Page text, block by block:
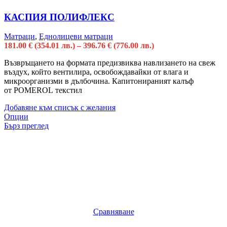
КАСПИЯ ПОЛИФЛЕКС
Матраци, Еднолицеви матраци
181.00 € (354.01 лв.) – 396.76 € (776.00 лв.)
Възвръщането на формата предизвиква навлизането на свеж
въздух, който вентилира, освобождавайки от влага и
микроорганизми в дълбочина. Капитонираният калъф
от POMEROL текстил
Добавяне към списък с желания
Опции
Бърз преглед
Сравняване